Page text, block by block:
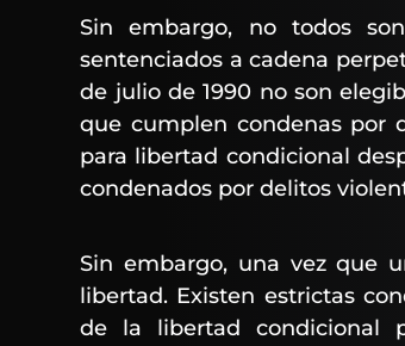
Sin embargo, no todos
sentenciados a cadena
de julio de 1990 no son
que cumplen condenas por
para libertad condicional
condenados por delitos
Sin embargo, una vez que
libertad. Existen estrictas
de la libertad condicional